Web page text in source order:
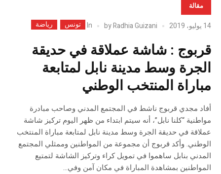
مقالة
14 يوليو، 2019 byRadhia Guizani
In تونس رياضة
قربوج : شاشة عملاقة في حديقة
الجرة وسط مدينة نابل لمتابعة
مباراة المنتخب الوطني
أفاد مجدي قربوج ناشط في المجتمع المدني وصاحب مبادرة
مواطنية “كلنا نابل”، أنه سيتم ابتداء من ظهر اليوم تركيز شاشة
عملاقة في حديقة الجرة وسط مدينة نابل لمتابعة مباراة المنتخب
الوطني. وأكد قربوج أن مجموعة من المواطنين وممثلي المجتمع
المدني بنابل ساهموا في تمويل كراء وتركيز الشاشة لتمتيع
المواطنين بمشاهدة المباراة في مكان آمن وفي...